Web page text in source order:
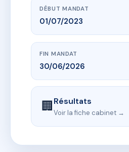
DÉBUT MANDAT
01/07/2023
FIN MANDAT
30/06/2026
🏢Résultats
Voir la fiche cabinet →